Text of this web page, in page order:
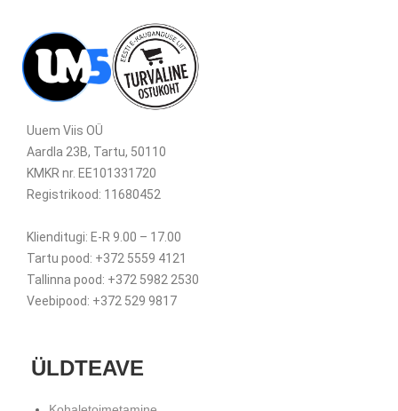
Uuem Viis OÜ
Aardla 23B, Tartu, 50110
KMKR nr. EE101331720
Registrikood: 11680452
Klienditugi: E-R 9.00 – 17.00
Tartu pood: +372 5559 4121
Tallinna pood: +372 5982 2530
Veebipood: +372 529 9817
ÜLDTEAVE